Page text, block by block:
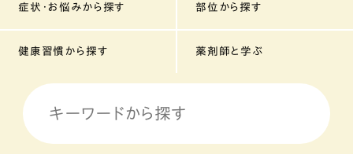
症状・お悩みから探す 部位から探す
健康習慣から探す 薬剤師と学ぶ